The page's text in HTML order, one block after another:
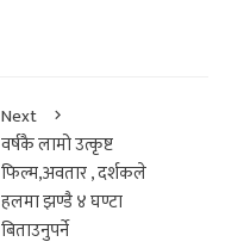
Next
वर्षकै लामो उत्कृष्ट
फिल्म,अवतार , दर्शकले
हलमा झण्डै ४ घण्टा
बिताउनुपर्ने